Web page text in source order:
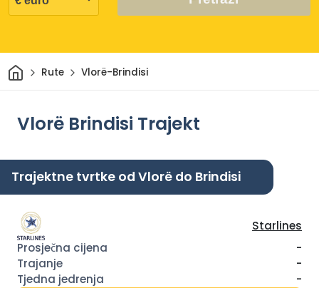
DomRute Vlorë-Brindisi
Vlorë Brindisi Trajekt
Trajektne tvrtke od Vlorë do Brindisi
Starlines
-
-
-